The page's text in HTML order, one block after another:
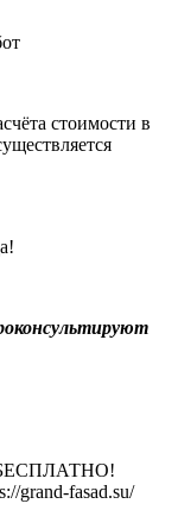
стоимости в
БЕСПЛАТНО!
grand-fasad.su/